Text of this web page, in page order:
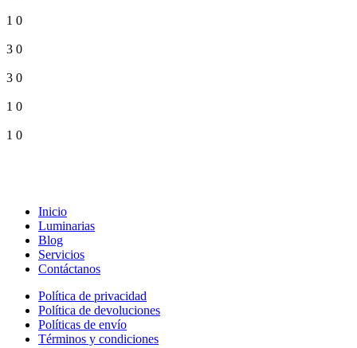
1 0
3 0
3 0
1 0
1 0
Inicio
Luminarias
Blog
Servicios
Contáctanos
Política de privacidad
Política de devoluciones
Políticas de envío
Términos y condiciones